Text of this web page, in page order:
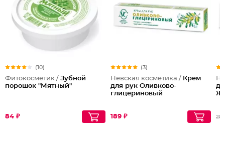
(10)
Фитокосметик / Зубной
порошок "Мятный"
84 ₽
(3)
Невская косметика / Крем
для рук Оливково-
глицериновый
189 ₽